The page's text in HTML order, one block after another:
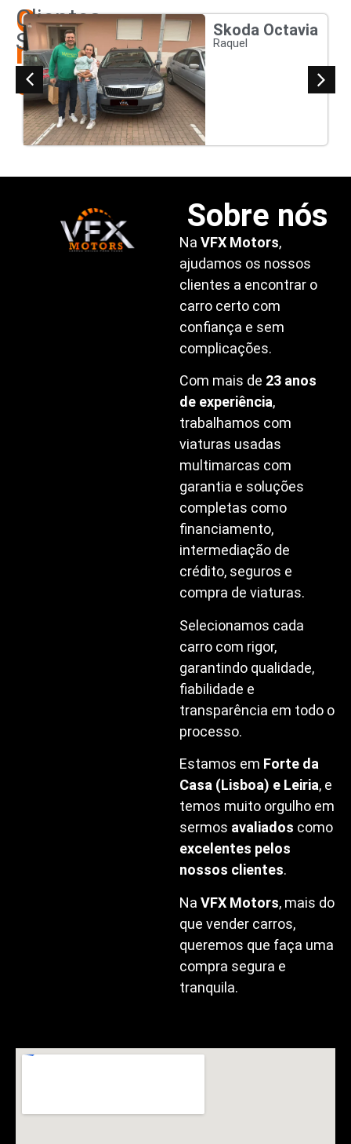
Os
nossos
clientes
Clientes
Satisfeitos
Skoda Octavia
Raquel
Sobre nós
NaVFX Motors,
ajudamos os nossos
clientes a encontrar o
carro certo com
confiança e sem
complicações.
Com mais de 23 anos
de experiência,
trabalhamos com
viaturas usadas
multimarcas com
garantia e soluções
completas como
financiamento,
intermediação de
crédito, seguros e
compra de viaturas.
Selecionamos cada
carro com rigor,
garantindo qualidade,
fiabilidade e
transparência em todo o
processo.
Estamos em Forte da
Casa (Lisboa) e Leiria, e
temos muito orgulho em
sermos avaliados como
excelentes pelos
nossos clientes.
NaVFX Motors, mais do
que vender carros,
queremos que faça uma
compra segura e
tranquila.